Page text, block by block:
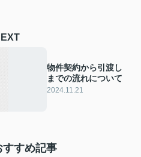
物件契約から引渡し
までの流れについて
2024.11.21
すすめ記事